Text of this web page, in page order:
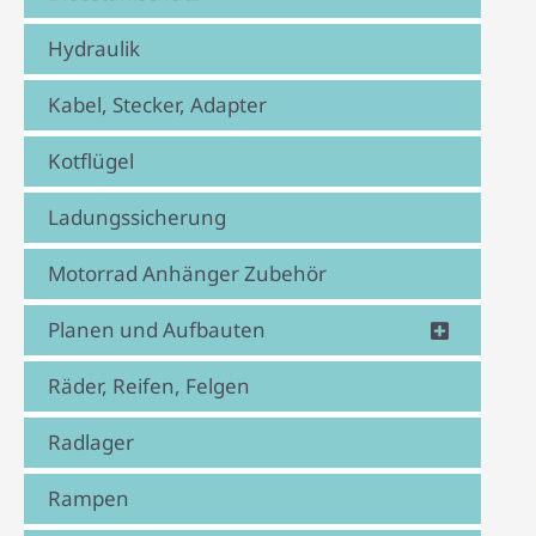
Hydraulik
Kabel, Stecker, Adapter
Kotflügel
Ladungssicherung
Motorrad Anhänger Zubehör
Planen und Aufbauten
Räder, Reifen, Felgen
Radlager
Rampen